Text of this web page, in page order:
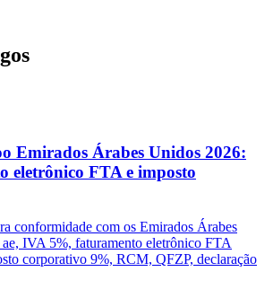
Emirados Árabes Unidos 2026:
eletrônico FTA e imposto
conformidade com os Emirados Árabes
IVA 5%, faturamento eletrônico FTA
corporativo 9%, RCM, QFZP, declaração